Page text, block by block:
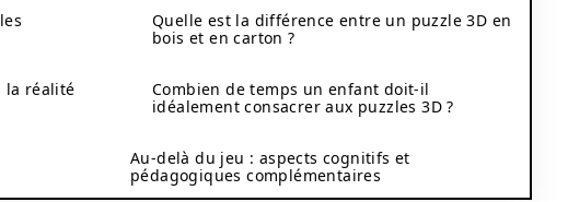
la réalité
Quelle est la différence entre un puzzle 3D en
bois et en carton ?
Combien de temps un enfant doit-il
idéalement consacrer aux puzzles 3D ?
Au-delà du jeu : aspects cognitifs et
pédagogiques complémentaires